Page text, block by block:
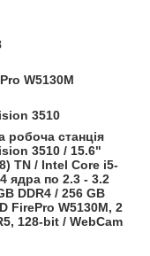
W5130M
3510
робоча станція
3510 / 15.6"
TN / Intel Core i5-
ядра по 2.3 - 3.2
DDR4 / 256 GB
FirePro W5130M, 2
128-bit / WebCam